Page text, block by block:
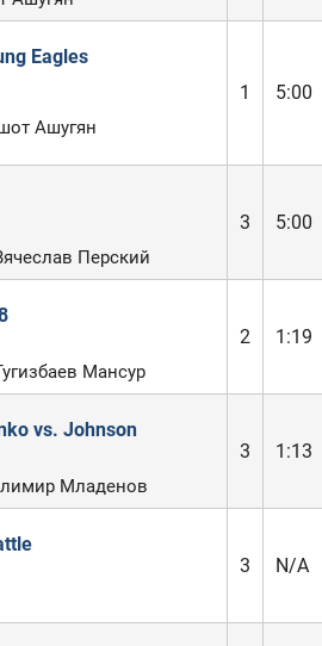
Eagles
1
5:00
Ашугян
3
5:00
Перский
2
1:19
Мансур
vs. Johnson
3
1:13
Младенов
3
N/A